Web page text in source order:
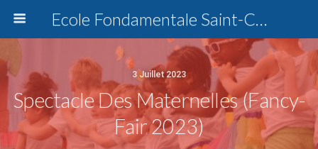
Ecole Fondamentale Saint-Charles Dottignies
3 Juillet 2023
Spectacle Des Maternelles (Fancy-
Fair 2023)